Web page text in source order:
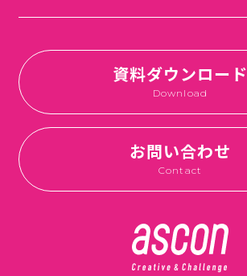
資料ダウンロード
Download
お問い合わせ
Contact